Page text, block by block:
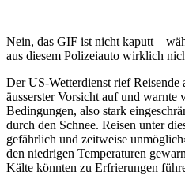
Nein, das GIF ist nicht kaputt –
aus diesem Polizeiauto wirklich
Der US-Wetterdienst rief Reisende
äusserster Vorsicht auf und warnte
Bedingungen, also stark
durch den Schnee. Reisen unter
gefährlich und zeitweise
den niedrigen Temperaturen
Kälte könnten zu Erfrierungen